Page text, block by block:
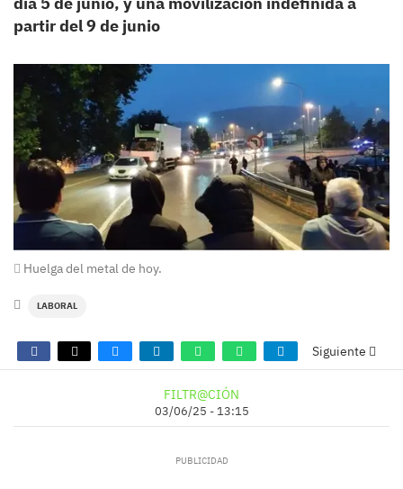
partir del 9 de junio
Huelga del metal de hoy.
LABORAL
Siguiente
FILTR@CIÓN
03/06/25 - 13:15